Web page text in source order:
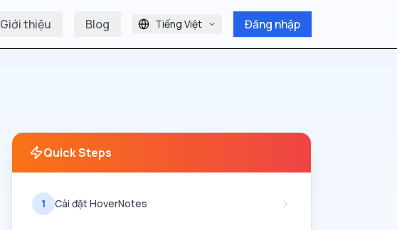
Giới thiệu Blog Tiếng Việt Đăng nhập
Quick Steps
1 Cài đặt HoverNotes